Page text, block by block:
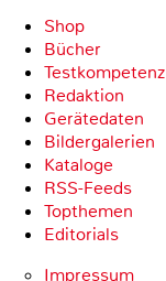
Shop
Bücher
Testkompetenz
Redaktion
Gerätedaten
Bildergalerien
Kataloge
RSS-Feeds
Topthemen
Editorials
Impressum